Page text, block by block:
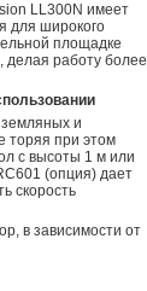
LL300N имеет
для широкого
площадке
делая работу более
и
торяя при этом
с высоты 1 м или
(опция) дает
скорость
в зависимости от